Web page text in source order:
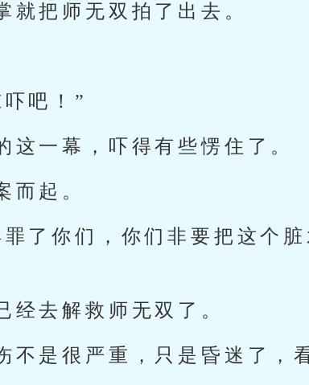
就把师无双拍了出去。
吧！”
这一幕，吓得有些愣住了。
而起。
了你们，你们非要把这个
经去解救师无双了。
不是很严重，只是昏迷了，